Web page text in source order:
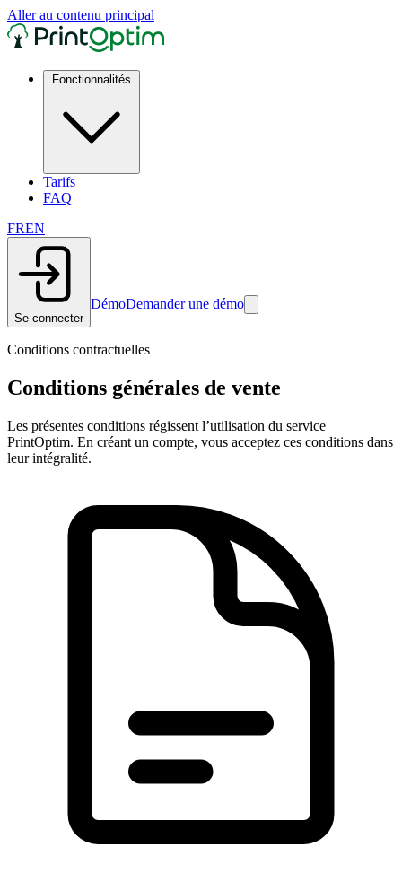
Aller au contenu principal
Tarifs
FAQ
FREN
Se connecter
DémoDemander une démo
Conditions contractuelles
Conditions générales de vente
Les présentes conditions régissent l’utilisation du service
PrintOptim. En créant un compte, vous acceptez ces conditions dans
leur intégralité.